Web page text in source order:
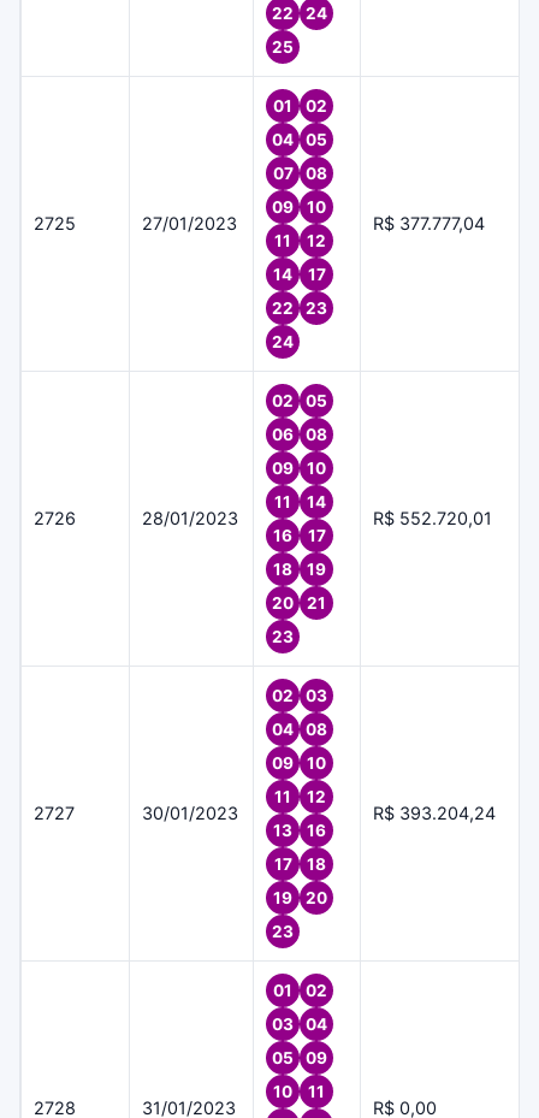
22
24
25
2725 27/01/2023
01
02
04
05
07
08
09
10
11
12
14
17
22
23
24
R$ 377.777,04
2726 28/01/2023
02
05
06
08
09
10
11
14
16
17
18
19
20
21
23
R$ 552.720,01
2727 30/01/2023
02
03
04
08
09
10
11
12
13
16
17
18
19
20
23
R$ 393.204,24
2728 31/01/2023
01
02
03
04
05
09
10
11
R$ 0,00